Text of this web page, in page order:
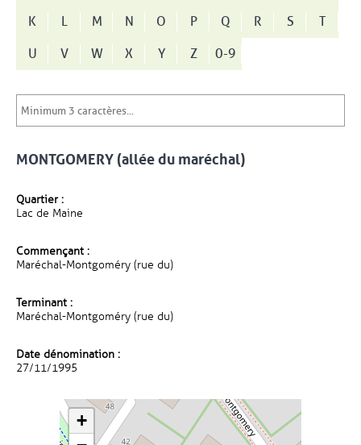
K
L M N O P Q R S
T
U
V W X Y Z 0-9
MONTGOMERY (allée du maréchal)
Quartier :
Lac de Maine
Commençant :
Maréchal-Montgoméry (rue du)
Terminant :
Maréchal-Montgoméry (rue du)
Date dénomination :
27/11/1995
+